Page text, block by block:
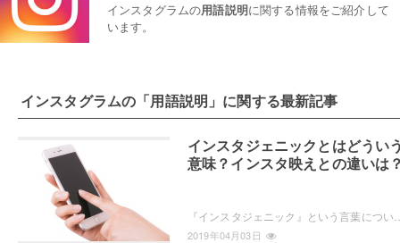
インスタグラムの用語説明に関する情報をご紹介して
います。
インスタグラムの「用語説明 」に関する最新記事
インスタジェニックとはどうい
意味？インスタ映えとの違いは
2019年04月03日